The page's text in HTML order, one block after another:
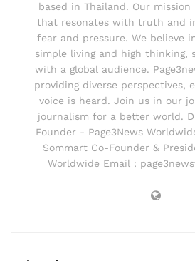
based in Thailand. Our
that resonates with truth and
fear and pressure. We believe
simple living and high thinking,
with a global audience.
providing diverse perspectives,
voice is heard. Join us in our
journalism for a better world.
Founder - Page3News
Sommart Co-Founder &
Worldwide Email :